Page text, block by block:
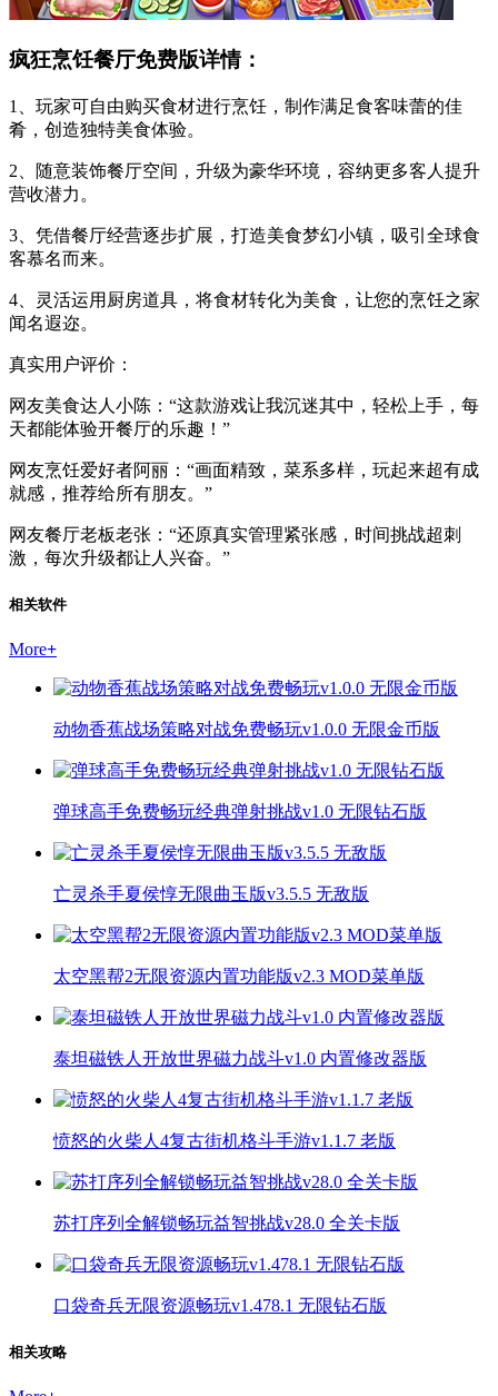
疯狂烹饪餐厅免费版详情：
1、玩家可自由购买食材进行烹饪，制作满足食客味蕾的佳
肴，创造独特美食体验。
2、随意装饰餐厅空间，升级为豪华环境，容纳更多客人提升
营收潜力。
3、凭借餐厅经营逐步扩展，打造美食梦幻小镇，吸引全球食
客慕名而来。
4、灵活运用厨房道具，将食材转化为美食，让您的烹饪之家
闻名遐迩。
真实用户评价：
网友美食达人小陈：“这款游戏让我沉迷其中，轻松上手，每
天都能体验开餐厅的乐趣！”
网友烹饪爱好者阿丽：“画面精致，菜系多样，玩起来超有成
就感，推荐给所有朋友。”
网友餐厅老板老张：“还原真实管理紧张感，时间挑战超刺
激，每次升级都让人兴奋。”
相关软件
More+
动物香蕉战场策略对战免费畅玩v1.0.0 无限金币版
弹球高手免费畅玩经典弹射挑战v1.0 无限钻石版
亡灵杀手夏侯惇无限曲玉版v3.5.5 无敌版
太空黑帮2无限资源内置功能版v2.3 MOD菜单版
泰坦磁铁人开放世界磁力战斗v1.0 内置修改器版
愤怒的火柴人4复古街机格斗手游v1.1.7 老版
苏打序列全解锁畅玩益智挑战v28.0 全关卡版
口袋奇兵无限资源畅玩v1.478.1 无限钻石版
相关攻略